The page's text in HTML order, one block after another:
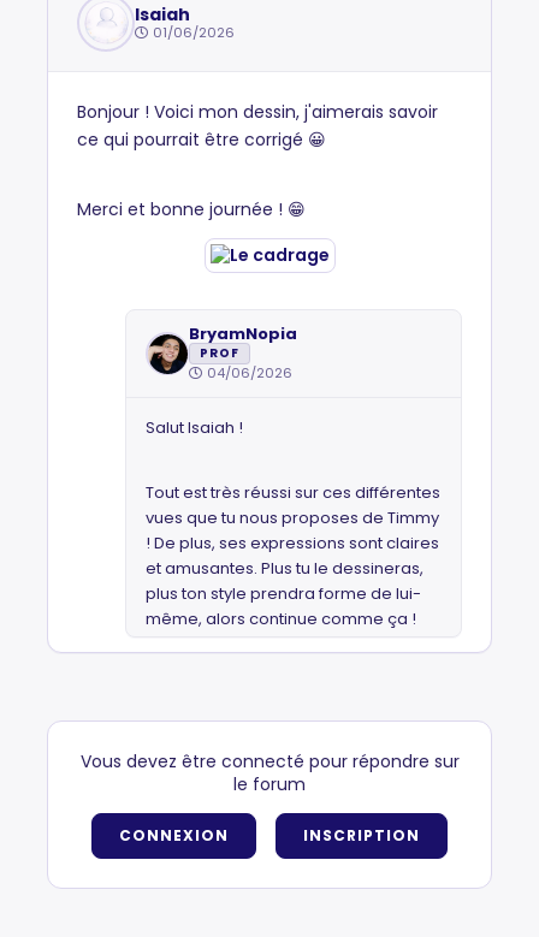
Isaiah
01/06/2026
Bonjour ! Voici mon dessin, j'aimerais savoir
ce qui pourrait être corrigé 😀
Merci et bonne journée ! 😁
BryamNopia
PROF
04/06/2026
Salut Isaiah !
Tout est très réussi sur ces différentes
vues que tu nous proposes de Timmy
! De plus, ses expressions sont claires
et amusantes. Plus tu le dessineras,
plus ton style prendra forme de lui-
même, alors continue comme ça !
Vous devez être connecté pour répondre sur
le forum
CONNEXION INSCRIPTION